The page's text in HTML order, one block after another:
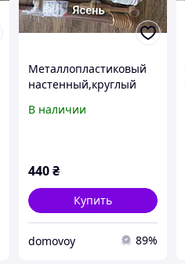
Металлопластиковый
настенный,круглый
спальню 3,5 м
В наличии
440₴
Купить
domovoy 89%